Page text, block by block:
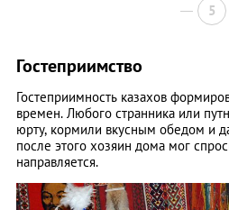
5
Гостеприимство
Гостеприимность казахов
времен. Любого странника или
юрту, кормили вкусным обедом и
после этого хозяин дома мог
направляется.